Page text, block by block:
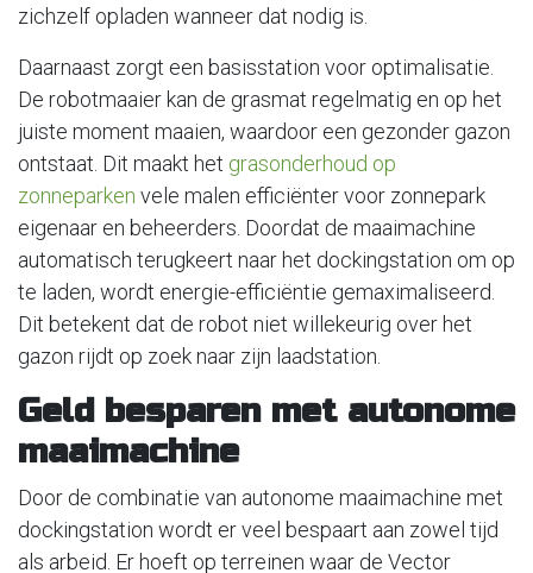
zichzelf opladen wanneer dat nodig is.
Daarnaast zorgt een basisstation voor optimalisatie.
De robotmaaier kan de grasmat regelmatig en op het
juiste moment maaien, waardoor een gezonder gazon
ontstaat. Dit maakt het grasonderhoud op
zonneparken vele malen efficiënter voor zonnepark
eigenaar en beheerders. Doordat de maaimachine
automatisch terugkeert naar het dockingstation om op
te laden, wordt energie-efficiëntie gemaximaliseerd.
Dit betekent dat de robot niet willekeurig over het
gazon rijdt op zoek naar zijn laadstation.
Geld besparen met autonome
maaimachine
Door de combinatie van autonome maaimachine met
dockingstation wordt er veel bespaart aan zowel tijd
als arbeid. Er hoeft op terreinen waar de Vector